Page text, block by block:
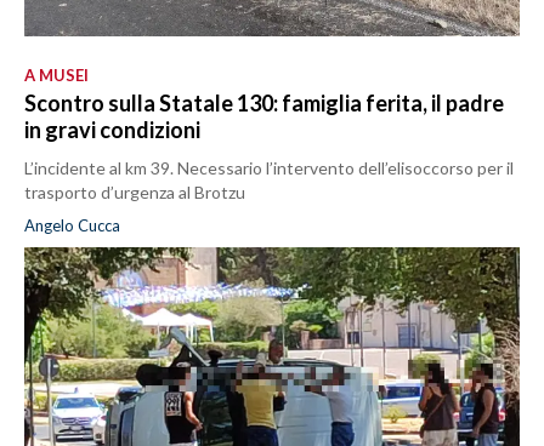
A MUSEI
Scontro sulla Statale 130: famiglia ferita, il padre
in gravi condizioni
L’incidente al km 39. Necessario l’intervento dell’elisoccorso per il
trasporto d’urgenza al Brotzu
Angelo Cucca